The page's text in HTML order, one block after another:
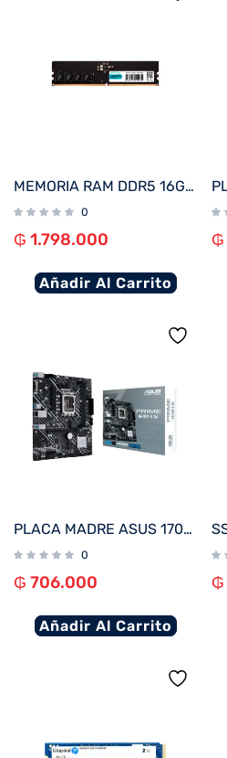
MEMORIA RAM DDR5 16GB 5200 FTX 114970
0
₲ 1.798.000
Añadir Al Carrito
₲
PLACA MADRE ASUS 1700 PRIME H610M-E D4 V/S/R/HDMI/2M2/DDR4/USB3.2/MATX
0
₲ 706.000
Añadir Al Carrito
₲